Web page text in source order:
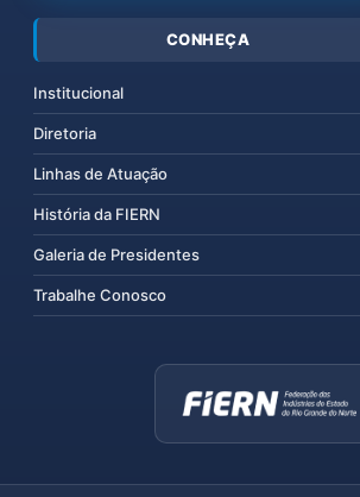
CONHEÇA
Institucional
Diretoria
Linhas de Atuação
História da FIERN
Galeria de Presidentes
Trabalhe Conosco